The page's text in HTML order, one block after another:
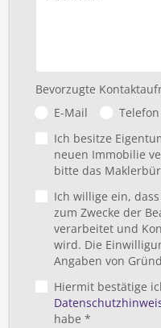
Bevorzugte
E-Mail
Telefon
Ich besitze
neuen Immobilie
bitte das
Ich willige ein,
zum Zwecke der
verarbeitet und
wird. Die
Angaben von
Hiermit bestätige
habe *